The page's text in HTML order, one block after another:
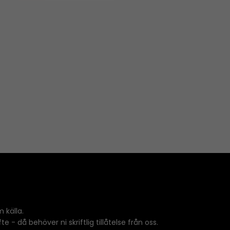
källa.
- då behöver ni skriftlig tillåtelse från oss.